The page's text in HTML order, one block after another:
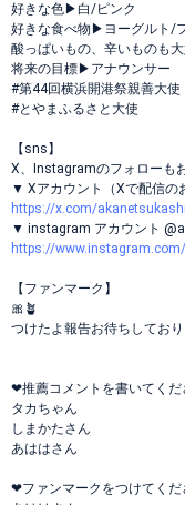
好きな色▶︎白/ピンク
好きな食べ物▶︎ヨーグルト/
酸っぱいもの、辛いものも
将来の目標▶︎アナウンサー
#第44回横浜開港祭親善大使
#とやまふるさと大使
【sns】
X、Instagramのフォローも
▼ Xアカウント（Xで配信の
https://x.com/
▼ instagram アカウント
https://
【ファンマーク】
🎀🪴
つけたよ報告お待ちしてお
❤︎推薦コメントを書いてくだ
タカちゃん
しまかたさん
あははさん
❤︎ファンマークをつけてくだ